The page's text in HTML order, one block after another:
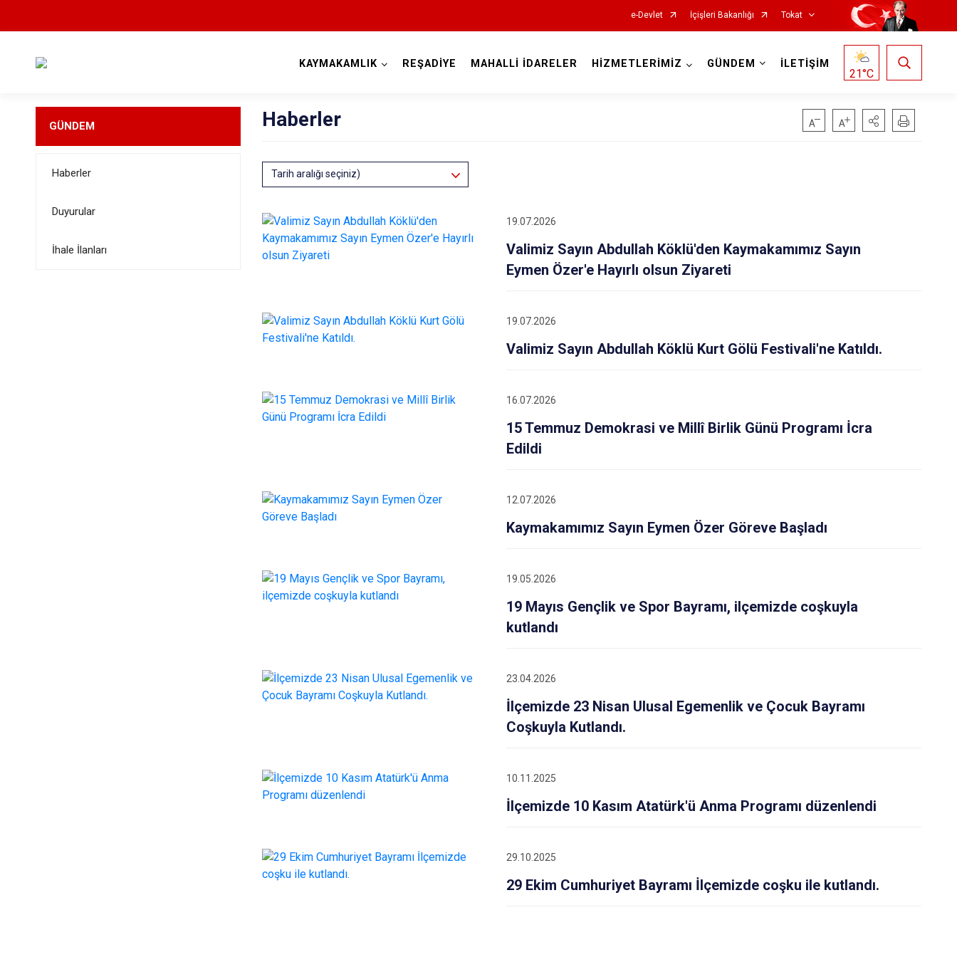
e-Devlet İçişleri Bakanlığı Tokat
Artova
Pazar
Sulusaray
KAYMAKAMLIK REŞADİYE MAHALLİ İDARELER HİZMETLERİMİZ GÜNDEM İLETİŞİM
21°C
GÜNDEM
Haberler
Duyurular
İhale İlanları
Haberler
Tarih aralığı seçiniz)
19.07.2026
Valimiz Sayın Abdullah Köklü'den Kaymakamımız Sayın
Eymen Özer'e Hayırlı olsun Ziyareti
19.07.2026
Valimiz Sayın Abdullah Köklü Kurt Gölü Festivali'ne Katıldı.
16.07.2026
15 Temmuz Demokrasi ve Millî Birlik Günü Programı İcra
Edildi
12.07.2026
Kaymakamımız Sayın Eymen Özer Göreve Başladı
19.05.2026
19 Mayıs Gençlik ve Spor Bayramı, ilçemizde coşkuyla
kutlandı
23.04.2026
İlçemizde 23 Nisan Ulusal Egemenlik ve Çocuk Bayramı
Coşkuyla Kutlandı.
10.11.2025
İlçemizde 10 Kasım Atatürk'ü Anma Programı düzenlendi
29.10.2025
29 Ekim Cumhuriyet Bayramı İlçemizde coşku ile kutlandı.